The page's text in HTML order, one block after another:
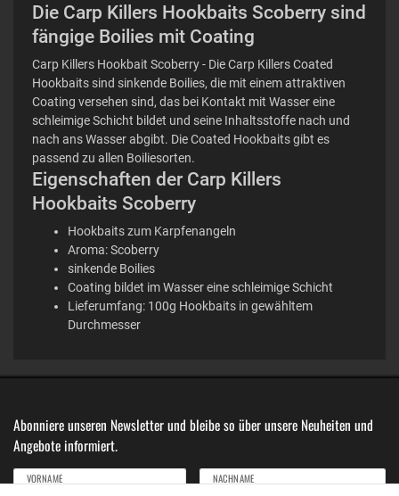
Die Carp Killers Hookbaits Scoberry sind
fängige Boilies mit Coating
Carp Killers Hookbait Scoberry - Die Carp Killers Coated
Hookbaits sind sinkende Boilies, die mit einem attraktiven
Coating versehen sind, das bei Kontakt mit Wasser eine
schleimige Schicht bildet und seine Inhaltsstoffe nach und
nach ans Wasser abgibt. Die Coated Hookbaits gibt es
passend zu allen Boiliesorten.
Eigenschaften der Carp Killers
Hookbaits Scoberry
Hookbaits zum Karpfenangeln
Aroma: Scoberry
sinkende Boilies
Coating bildet im Wasser eine schleimige Schicht
Lieferumfang: 100g Hookbaits in gewähltem
Durchmesser
Abonniere unseren Newsletter und bleibe so über unsere Neuheiten und
Angebote informiert.
VORNAME NACHNAME